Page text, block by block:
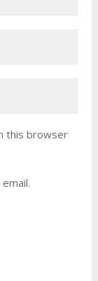
this browser